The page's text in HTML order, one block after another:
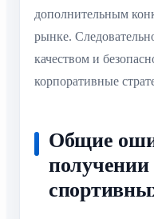
дополнительным
рынке.
качеством и
корпоративные
Общие
получении